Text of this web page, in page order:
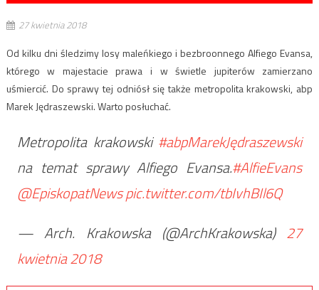
27 kwietnia 2018
Od kilku dni śledzimy losy maleńkiego i bezbroonnego Alfiego Evansa,
którego w majestacie prawa i w świetle jupiterów zamierzano
uśmiercić. Do sprawy tej odniósł się także metropolita krakowski, abp
Marek Jędraszewski. Warto posłuchać.
Metropolita krakowski #abpMarekJędraszewski
na temat sprawy Alfiego Evansa.#AlfieEvans
@EpiskopatNewspic.twitter.com/tbIvhBIl6Q
— Arch. Krakowska (@ArchKrakowska) 27
kwietnia 2018